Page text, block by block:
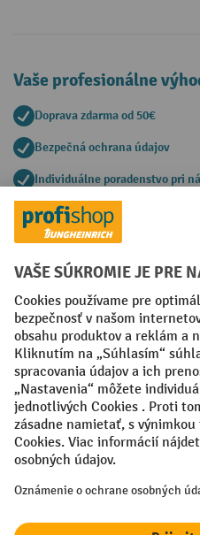
Vaše profesionálne
Doprava zdarma od 50€
Bezpečná ochrana údajov
Individuálne poradenstvo pri
Spôsoby platby
Faktúra Predplatba
Sociálne siete
Facebook
YouTube
LinkedIn
Nastavenia ochrany osobných